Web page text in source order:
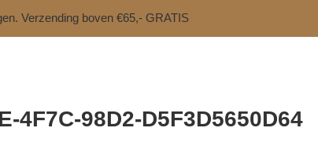
Verzending boven €65,- GRATIS
4F7C-98D2-D5F3D5650D64